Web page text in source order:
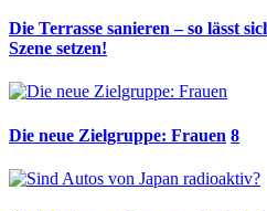
Die Terrasse sanieren – so lässt
Szene setzen!
Die neue Zielgruppe: Frauen 8